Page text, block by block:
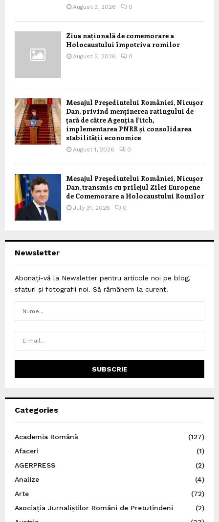
August 3, 2026 0
Ziua națională de comemorare a
Holocaustului împotriva romilor
August 2, 2026 0
Mesajul Președintelui României, Nicușor
Dan, privind menținerea ratingului de
țară de către Agenția Fitch,
implementarea PNRR și consolidarea
stabilității economice
August 1, 2026 0
Mesajul Președintelui României, Nicușor
Dan, transmis cu prilejul Zilei Europene
de Comemorare a Holocaustului Romilor
July 31, 2026 0
Newsletter
Abonați-vă la Newsletter pentru articole noi pe blog,
sfaturi și fotografii noi. Să rămânem la curent!
Categories
Academia Română
(127)
Afaceri
(1)
AGERPRESS
(2)
Analize
(4)
Arte
(72)
Asociația Jurnaliștilor Români de Pretutindeni
(2)